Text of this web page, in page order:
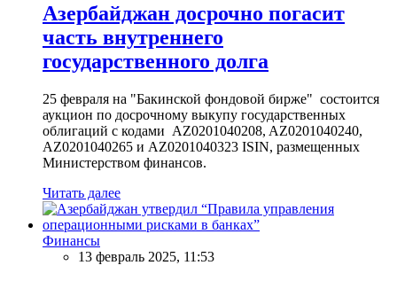
Азербайджан досрочно погасит
часть внутреннего
государственного долга
25 февраля на "Бакинской фондовой бирже" состоится
аукцион по досрочному выкупу государственных
облигаций с кодами AZ0201040208, AZ0201040240,
AZ0201040265 и AZ0201040323 ISIN, размещенных
Министерством финансов.
Читать далее
Финансы
13 февраль 2025, 11:53